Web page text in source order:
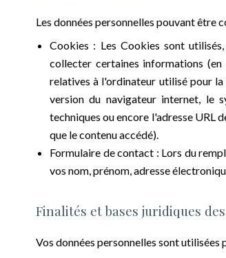
Les données personnelles pouvant être
Cookies : Les Cookies sont
collecter certaines informations
relatives à l'ordinateur utilisé pour
version du navigateur internet, le
techniques ou encore l'adresse URL
que le contenu accédé).
Formulaire de contact : Lors du
vos nom, prénom, adresse
Finalités et bases juridiques
Vos données personnelles sont utilisées